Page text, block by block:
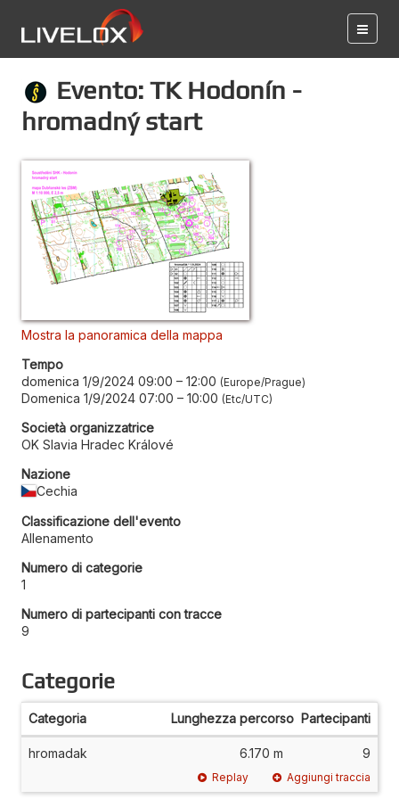
Evento: TK Hodonín -
hromadný start
Mostra la panoramica della mappa
Tempo
domenica 1/9/2024 09:00 – 12:00 Europe/Prague
Domenica 1/9/2024 07:00 – 10:00 Etc/UTC
Società organizzatrice
OK Slavia Hradec Králové
Nazione
Cechia
Classificazione dell'evento
Allenamento
Numero di categorie
1
Numero di partecipanti con tracce
9
Categorie
Categoria Lunghezza percorso Partecipanti
hromadak 6.170 m 9
Replay Aggiungi traccia